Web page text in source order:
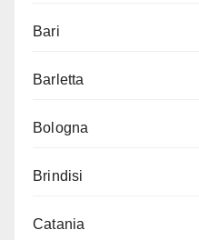
Bari
Barletta
Bologna
Brindisi
Catania